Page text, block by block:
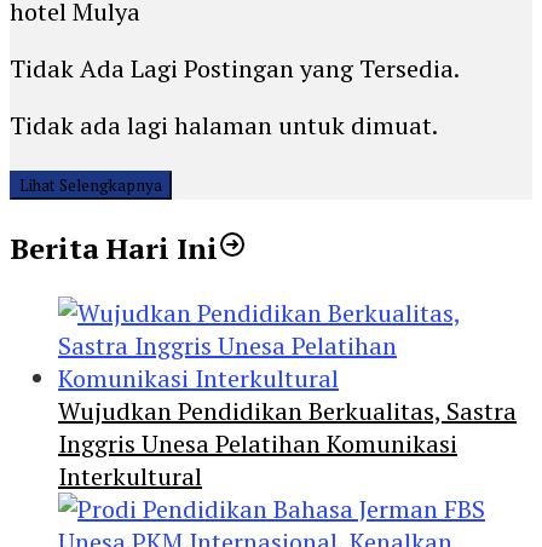
hotel Mulya
Tidak Ada Lagi Postingan yang Tersedia.
Tidak ada lagi halaman untuk dimuat.
Lihat Selengkapnya
Berita Hari Ini
Wujudkan Pendidikan Berkualitas, Sastra
Inggris Unesa Pelatihan Komunikasi
Interkultural